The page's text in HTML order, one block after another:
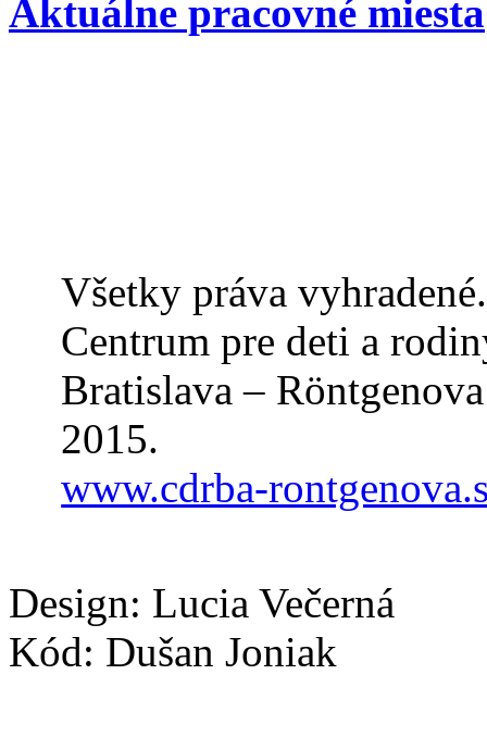
Aktuálne pracovné miesta
Všetky práva vyhradené.
Centrum pre deti a
Bratislava –
2015.
www.cdrba-
Design: Lucia Večerná
Kód: Dušan Joniak